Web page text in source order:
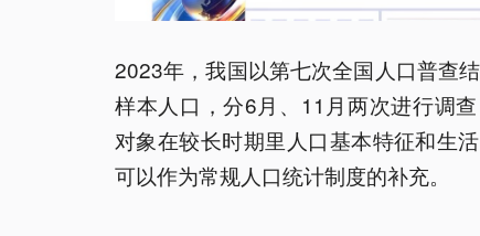
2023年，我国以第七次全国人口普查
样本人口，分6月、11月两次进行调
对象在较长时期里人口基本特征和生
可以作为常规人口统计制度的补充。